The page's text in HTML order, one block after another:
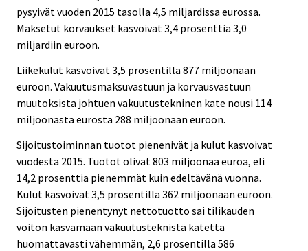
pysyivät vuoden 2015 tasolla 4,5 miljardissa eurossa.
Maksetut korvaukset kasvoivat 3,4 prosenttia 3,0
miljardiin euroon.
Liikekulut kasvoivat 3,5 prosentilla 877 miljoonaan
euroon. Vakuutusmaksuvastuun ja korvausvastuun
muutoksista johtuen vakuutustekninen kate nousi 114
miljoonasta eurosta 288 miljoonaan euroon.
Sijoitustoiminnan tuotot pienenivät ja kulut kasvoivat
vuodesta 2015. Tuotot olivat 803 miljoonaa euroa, eli
14,2 prosenttia pienemmät kuin edeltävänä vuonna.
Kulut kasvoivat 3,5 prosentilla 362 miljoonaan euroon.
Sijoitusten pienentynyt nettotuotto sai tilikauden
voiton kasvamaan vakuutusteknistä katetta
huomattavasti vähemmän, 2,6 prosentilla 586